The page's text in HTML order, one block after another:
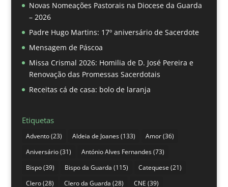
Novas Nomeações Pastorais na Diocese da Guarda
– 2026
Padre Hugo Martins: 17º aniversário de Sacerdote
Mensagem de Páscoa
Missa Crismal 2026: Homilia de D. José Pereira e
Renovação das Promessas Sacerdotais
Receitas cá de casa: bolo de laranja
Etiquetas
Advento(23) Aldeia de Joanes(133) Amor(36)
Aniversário(31) António Alves Fernandes(73)
Bispo(39) Bispo da Guarda (115) Catequese (21)
Clero(28) Clero da Guarda (28) CNE (39)